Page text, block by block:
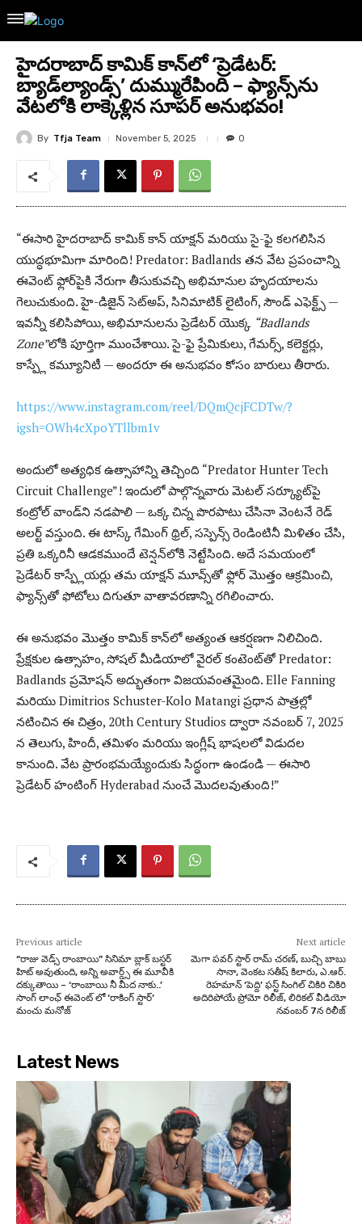
హైదరాబాద్ కామిక్ కాన్‌లో ‘ప్రెడేటర్:
బ్యాడ్‌ల్యాండ్స్’ దుమ్మురేపింది – ఫ్యాన్స్‌ను
వేటలోకి లాక్కెళ్లిన సూపర్ అనుభవం!
By Tfja Team November 5, 2025 0
“ఈసారి హైదరాబాద్ కామిక్ కాన్ యాక్షన్ మరియు సై-ఫై కలగలిసిన
యుద్ధభూమిగా మారింది! Predator: Badlands తన వేట ప్రపంచాన్ని
ఈవెంట్ ఫ్లోర్‌పైకి నేరుగా తీసుకువచ్చి అభిమానుల హృదయాలను
గెలుచుకుంది. హై-డిజైన్ సెట్‌అప్, సినిమాటిక్ లైటింగ్, సౌండ్ ఎఫెక్ట్స్ —
ఇవన్నీ కలిసిపోయి, అభిమానులను ప్రెడేటర్ యొక్క “Badlands
Zone”లోకి పూర్తిగా ముంచేశాయి. సై-ఫై ప్రేమికులు, గేమర్స్, కలెక్టర్లు,
కాస్ప్లే కమ్యూనిటీ — అందరూ ఈ అనుభవం కోసం బారులు తీరారు.
https://www.instagram.com/reel/DQmQcjFCDTw/?
igsh=OWh4cXpoYTllbm1v
అందులో అత్యధిక ఉత్సాహాన్ని తెచ్చింది “Predator Hunter Tech
Circuit Challenge”! ఇందులో పాల్గొన్నవారు మెటల్ సర్క్యూట్‌పై
కంట్రోల్ వాండ్‌ని నడపాలి — ఒక్క చిన్న పొరపాటు చేసినా వెంటనే రెడ్
అలర్ట్ వస్తుంది. ఈ టాస్క్ గేమింగ్ థ్రిల్, సస్పెన్స్ రెండింటినీ మిళితం చేసి,
ప్రతి ఒక్కరినీ ఆడకముందే టెన్షన్‌లోకి నెట్టేసింది. అదే సమయంలో
ప్రెడేటర్ కాస్ప్లేయర్లు తమ యాక్షన్ మూవ్స్‌తో ఫ్లోర్ మొత్తం ఆక్రమించి,
ఫ్యాన్స్‌తో ఫోటోలు దిగుతూ వాతావరణాన్ని రగిలించారు.
ఈ అనుభవం మొత్తం కామిక్ కాన్‌లో అత్యంత ఆకర్షణగా నిలిచింది.
ప్రేక్షకుల ఉత్సాహం, సోషల్ మీడియాలో వైరల్ కంటెంట్‌తో Predator:
Badlands ప్రమోషన్ అద్భుతంగా విజయవంతమైంది. Elle Fanning
మరియు Dimitrios Schuster-Kolo Matangi ప్రధాన పాత్రల్లో
నటించిన ఈ చిత్రం, 20th Century Studios ద్వారా నవంబర్ 7, 2025
న తెలుగు, హిందీ, తమిళం మరియు ఇంగ్లీష్ భాషలలో విడుదల
కానుంది. వేట ప్రారంభమయ్యేందుకు సిద్ధంగా ఉండండి — ఈసారి
ప్రెడేటర్ హంటింగ్ Hyderabad నుంచే మొదలవుతుంది!”
Previous article
“రాజు వెడ్స్ రాంబాయి” సినిమా బ్లాక్ బస్టర్
హిట్ అవుతుంది, అన్ని అవార్డ్స్ ఈ మూవీకి
దక్కుతాయి – ‘రాంబాయి నీ మీద నాకు..’
సాంగ్ లాంఛ్ ఈవెంట్ లో ‘రాకింగ్ స్టార్’
మంచు మనోజ్
Next article
మెగా పవర్ స్టార్ రామ్ చరణ్, బుచ్చి బాబు
సానా, వెంకట సతీష్ కిలారు, ఎ.ఆర్.
రెహమాన్ ‘పెద్ది’ ఫస్ట్ సింగిల్ చికిరి చికిరి
అదిరిపోయే ప్రోమో రిలీజ్, లిరికల్ వీడియో
నవంబర్ 7న రిలీజ్
Latest News